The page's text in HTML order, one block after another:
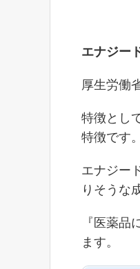
エナジー
厚生労働
特徴とし
特徴です。
エナジー
りそうな
『医薬
ます。